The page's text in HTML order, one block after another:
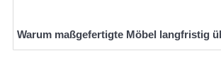
Warum maßgefertigte Möbel langfristig